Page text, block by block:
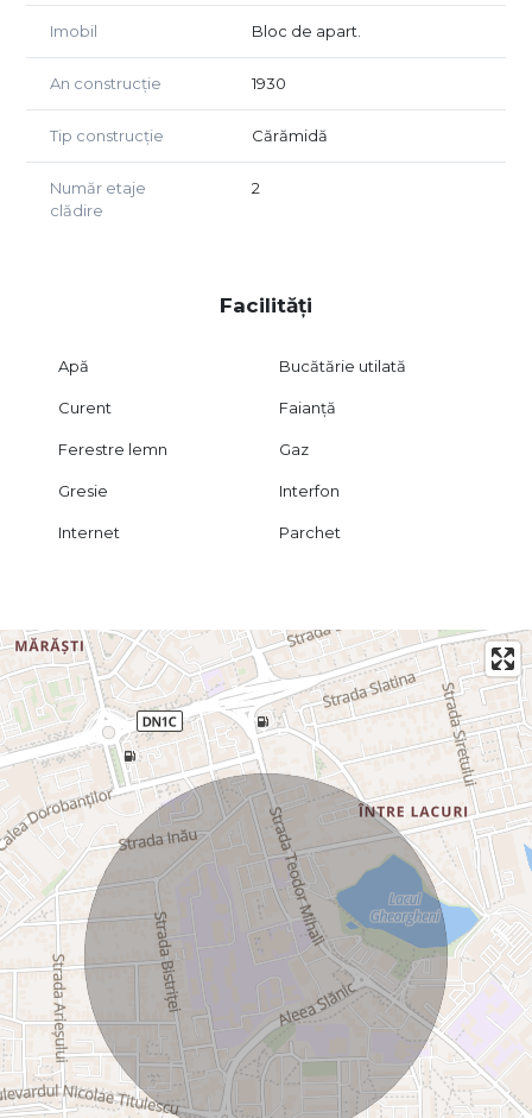
Imobil Bloc de apart.
An construcție 1930
Tip construcție Cărămidă
Număr etaje
clădire
2
Facilități
Apă Bucătărie utilată
Curent Faianță
Ferestre lemn Gaz
Gresie Interfon
Internet Parchet